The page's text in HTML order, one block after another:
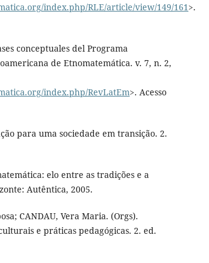
index.php/RLE/article/view/149/161 >.
conceptuales del Programa
de Etnomatemática. v. 7, n. 2,
index.php/RevLatEm>. Acesso
para uma sociedade em transição. 2.
elo entre as tradições e a
Autêntica, 2005.
CANDAU, Vera Maria. (Orgs).
e práticas pedagógicas. 2. ed.